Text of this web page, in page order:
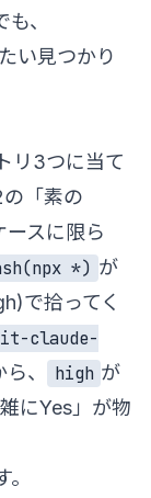
、
い見つかり
リ3つに当て
「素の
スに限ら
*) が
で拾ってく
claude-
、 high が
にYes」が物